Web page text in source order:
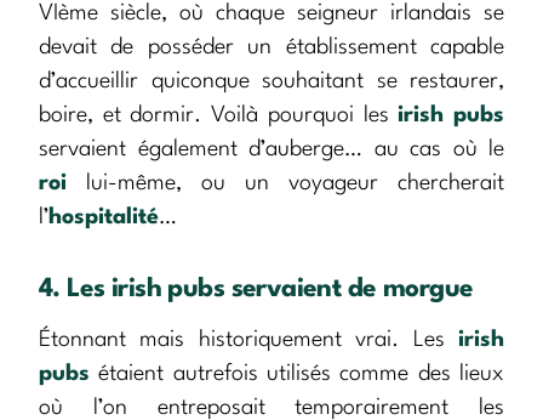
VIème siècle, où chaque seigneur irlandais se
devait de posséder un établissement capable
d’accueillir quiconque souhaitant se restaurer,
boire, et dormir. Voilà pourquoi lesirish pubs
servaient également d’auberge… au cas où le
roi lui-même, ou un voyageur chercherait
l’hospitalité…
4. Les irish pubs servaient de morgue
Étonnant mais historiquement vrai. Les irish
pubs étaient autrefois utilisés comme des lieux
où l’on entreposait temporairement les